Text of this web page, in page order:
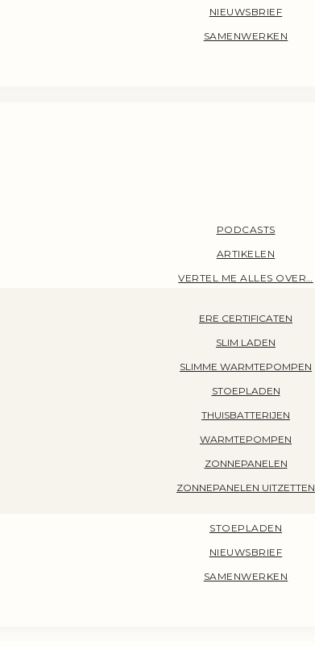
NIEUWSBRIEF
SAMENWERKEN
PODCASTS
ARTIKELEN
VERTEL ME ALLES OVER…
ERE CERTIFICATEN
SLIM LADEN
SLIMME WARMTEPOMPEN
STOEPLADEN
THUISBATTERIJEN
WARMTEPOMPEN
ZONNEPANELEN
ZONNEPANELEN UITZETTEN
STOEPLADEN
NIEUWSBRIEF
SAMENWERKEN